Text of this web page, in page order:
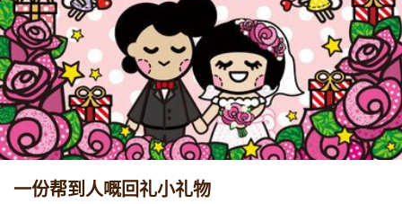
一份帮到人嘅回礼小礼物